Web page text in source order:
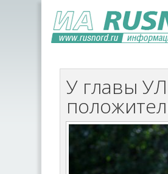
У главы